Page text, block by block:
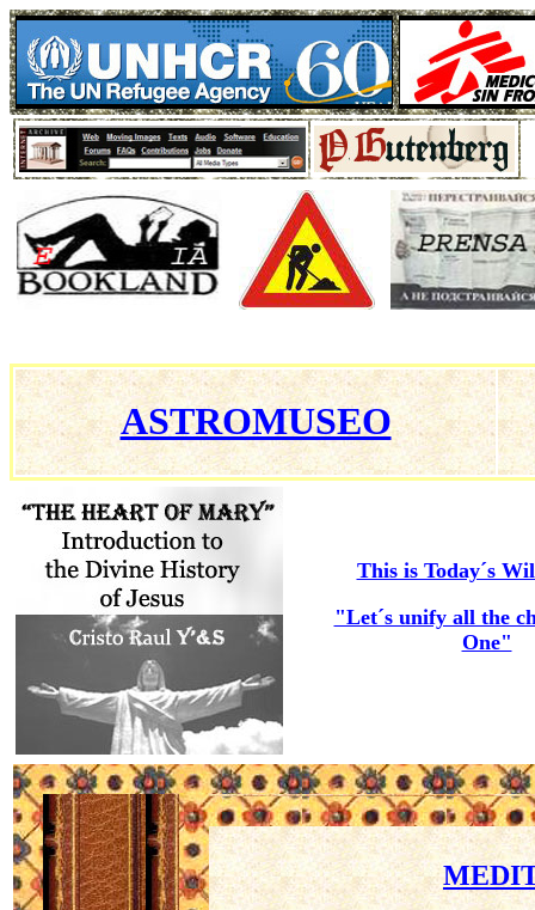
ASTROMUSEO
This is Today´s
"Let´s unify all the
One"